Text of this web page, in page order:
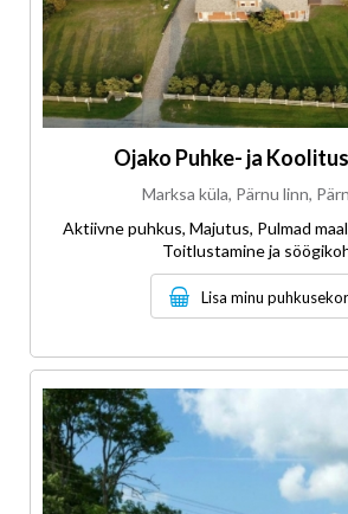
Ojako Puhke- ja
Marksa küla, Pärnu linn,
Aktiivne puhkus, Majutus, Pulmad
Toitlustamine ja
Lisa minu